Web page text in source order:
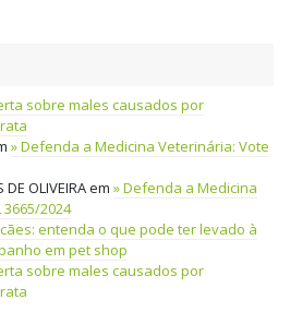
sobre males causados por
Defenda a Medicina Veterinária: Vote
DE OLIVEIRAem
Defenda a Medicina
2024
entenda o que pode ter levado à
em pet shop
sobre males causados por